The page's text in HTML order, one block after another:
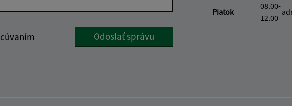
Odoslať správu
Piatok
08.00-
12.00